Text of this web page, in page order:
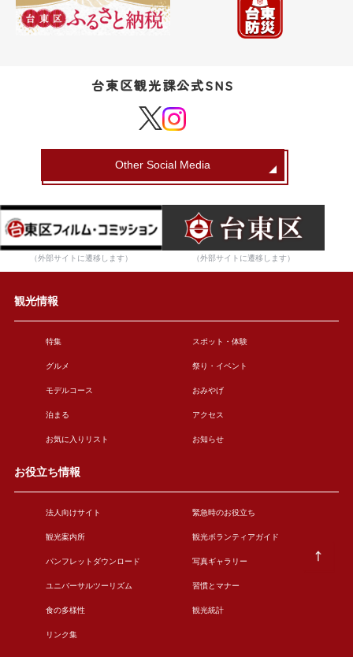
台東区観光課公式SNS
Other Social Media
（外部サイトに遷移します） （外部サイトに遷移します）
観光情報
特集 スポット・体験
グルメ 祭り・イベント
モデルコース おみやげ
泊まる アクセス
お気に入りリスト お知らせ
お役立ち情報
法人向けサイト 緊急時のお役立ち
観光案内所 観光ボランティアガイド
パンフレットダウンロード 写真ギャラリー
ユニバーサルツーリズム 習慣とマナー
食の多様性 観光統計
リンク集